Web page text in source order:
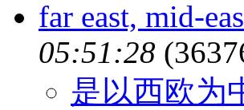
far east, mid-
05:51:28
是以西欧为